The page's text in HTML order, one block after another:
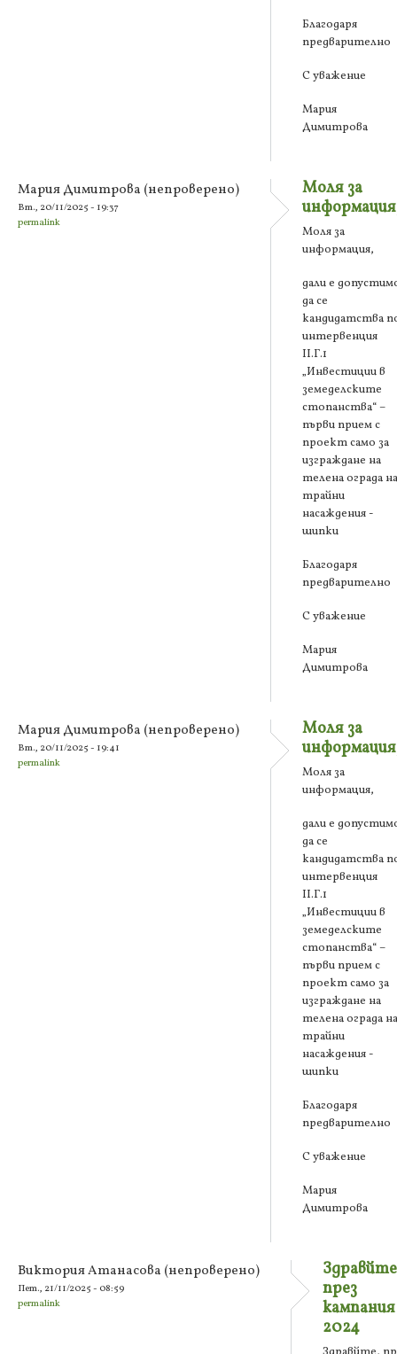
Благодаря
предварително
С уважение
Мария
Димитрова
Мария Димитрова (непроверено)
Вт., 20/11/2025 - 19:37
permalink
Моля за
Моля за
информация,
дали е
да се
кандидатства
интервенция
ІІ.Г.1
„Инвестиции в
земеделските
стопанства“ –
първи прием с
проект само за
изграждане на
телена ограда на
трайни
насаждения -
шипки
Благодаря
предварително
С уважение
Мария
Димитрова
Мария Димитрова (непроверено)
Вт., 20/11/2025 - 19:41
permalink
Моля за
Моля за
информация,
дали е
да се
кандидатства
интервенция
ІІ.Г.1
„Инвестиции в
земеделските
стопанства“ –
първи прием с
проект само за
изграждане на
телена ограда на
трайни
насаждения -
шипки
Благодаря
предварително
С уважение
Мария
Димитрова
Виктория Атанасова (непроверено)
Пет., 21/11/2025 - 08:59
permalink
през
кампания
2024